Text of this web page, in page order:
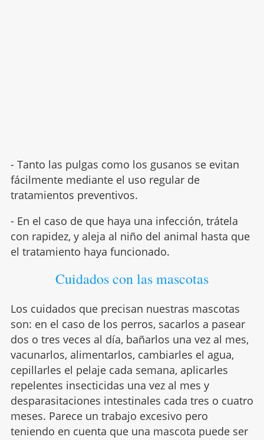
- Tanto las pulgas como los gusanos se evitan
fácilmente mediante el uso regular de
tratamientos preventivos.
- En el caso de que haya una infección, trátela
con rapidez, y aleja al niño del animal hasta que
el tratamiento haya funcionado.
Cuidados con las mascotas
Los cuidados que precisan nuestras mascotas
son: en el caso de los perros, sacarlos a pasear
dos o tres veces al día, bañarlos una vez al mes,
vacunarlos, alimentarlos, cambiarles el agua,
cepillarles el pelaje cada semana, aplicarles
repelentes insecticidas una vez al mes y
desparasitaciones intestinales cada tres o cuatro
meses. Parece un trabajo excesivo pero
teniendo en cuenta que una mascota puede ser